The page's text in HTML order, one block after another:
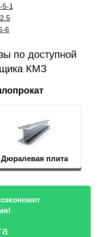
1
6
по доступной
КМЗ
Дюралевая плита